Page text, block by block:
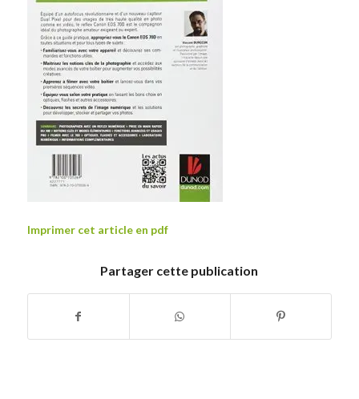
Imprimer cet article en pdf
Partager cette publication